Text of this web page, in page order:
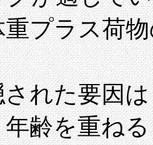
プラス荷
れた要因
齢を重ね